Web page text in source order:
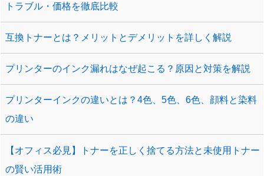
トラブル・価格を徹底比較
互換トナーとは？メリットとデメリットを詳しく解説
プリンターのインク漏れはなぜ起こる？原因と対策を解説
プリンターインクの違いとは？4色、5色、6色、顔料と染料
の違い
【オフィス必見】トナーを正しく捨てる方法と未使用トナー
の賢い活用術